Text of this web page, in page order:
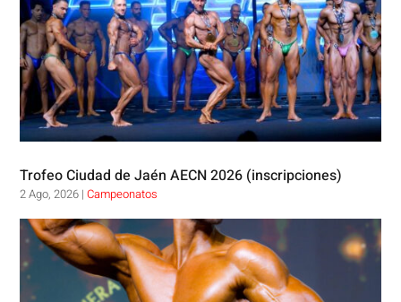
Trofeo Ciudad de Jaén AECN 2026 (inscripciones)
2 Ago, 2026 |Campeonatos